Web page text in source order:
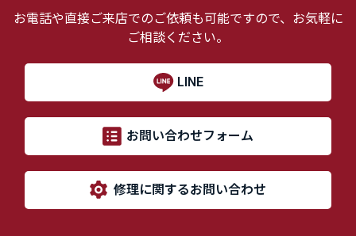
お電話や直接ご来店でのご依頼も可能ですので、お気軽に
ご相談ください。
LINE
お問い合わせフォーム
修理に関するお問い合わせ